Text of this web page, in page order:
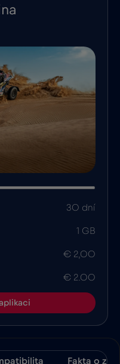
30 dní
1 GB
€ 2,00
€ 2.00
Fakta o